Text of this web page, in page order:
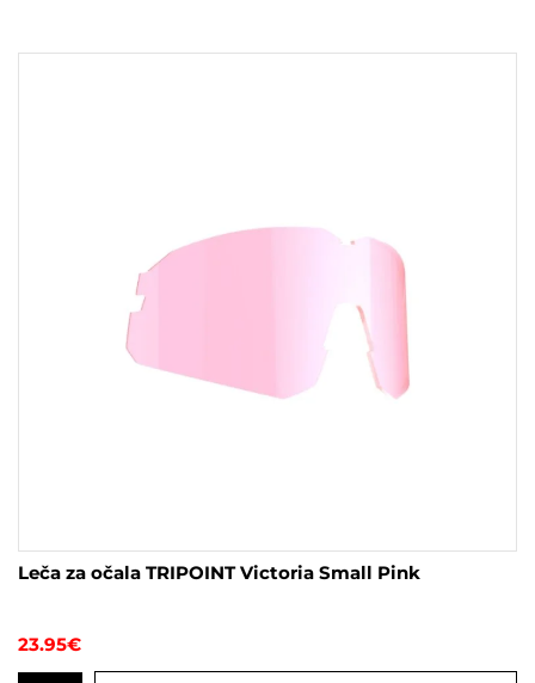
Leča za očala TRIPOINT Victoria Small Pink
23.95€